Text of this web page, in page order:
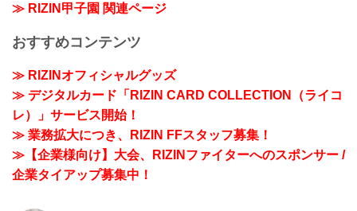
≫ RIZIN甲子園 関連ページ
おすすめコンテンツ
≫ RIZINオフィシャルグッズ
≫ デジタルカード「RIZIN CARD COLLECTION（ライコ
レ）」サービス開始！
≫ 業務拡大につき、RIZIN FFスタッフ募集！
≫【企業様向け】大会、RIZINファイターへのスポンサー /
企業タイアップ募集中！